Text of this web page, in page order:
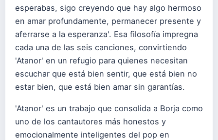
esperabas, sigo creyendo que hay algo hermoso
en amar profundamente, permanecer presente y
aferrarse a la esperanza'. Esa filosofía impregna
cada una de las seis canciones, convirtiendo
'Atanor' en un refugio para quienes necesitan
escuchar que está bien sentir, que está bien no
estar bien, que está bien amar sin garantías.
'Atanor' es un trabajo que consolida a Borja como
uno de los cantautores más honestos y
emocionalmente inteligentes del pop en